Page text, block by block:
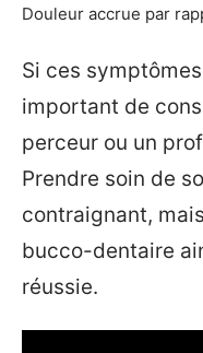
Douleur accrue par
Si ces
important de
perceur ou un
Prendre soin de
contraignant,
bucco-dentaire
réussie.